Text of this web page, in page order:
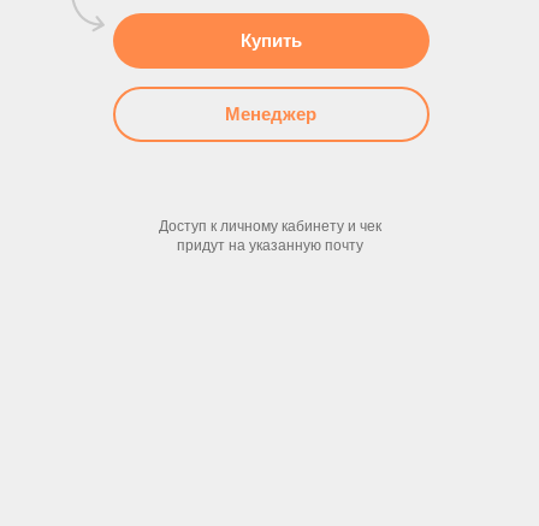
Доступ к личному кабинету и чек
придут на указанную почту
Купить
Менеджер